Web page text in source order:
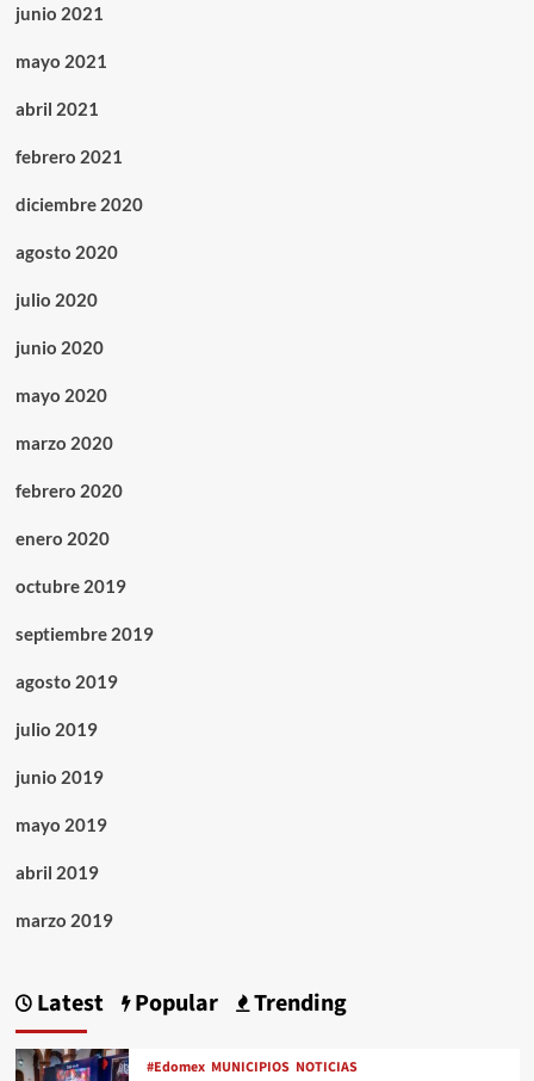
junio 2021
mayo 2021
abril 2021
febrero 2021
diciembre 2020
agosto 2020
julio 2020
junio 2020
mayo 2020
marzo 2020
febrero 2020
enero 2020
octubre 2019
septiembre 2019
agosto 2019
julio 2019
junio 2019
mayo 2019
abril 2019
marzo 2019
Latest Popular Trending
#Edomex MUNICIPIOS NOTICIAS